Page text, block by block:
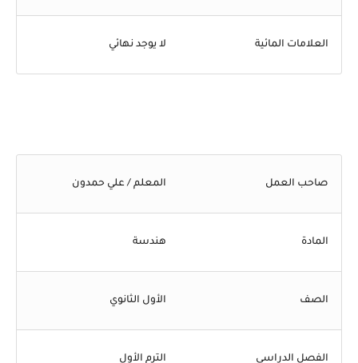
العلامات المائية لا يوجد نهائي
صاحب العمل المعلم / علي حمدون
المادة هندسة
الصف الأول الثانوي
الفصل الدراسي الترم الأول